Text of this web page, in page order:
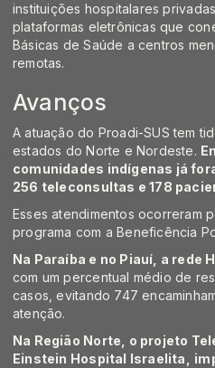
instituições hospitalares
plataformas eletrônicas que
Básicas de Saúde a centros
remotas.
Avanços
A atuação do Proadi-SUS tem
estados do Norte e Nordeste.
comunidades indígenas já
256 teleconsultas e 178
Esses atendimentos ocorreram
programa com a Beneficência
Na Paraíba e no Piauí, a rede
com um percentual médio de
casos, evitando 747
atenção.
Na Região Norte, o projeto
Einstein Hospital Israelita,